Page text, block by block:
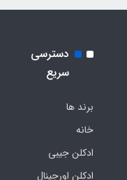
دسترسی
سریع
برند ها
خانه
ادکلن جیبی
ادکلن اورجینال